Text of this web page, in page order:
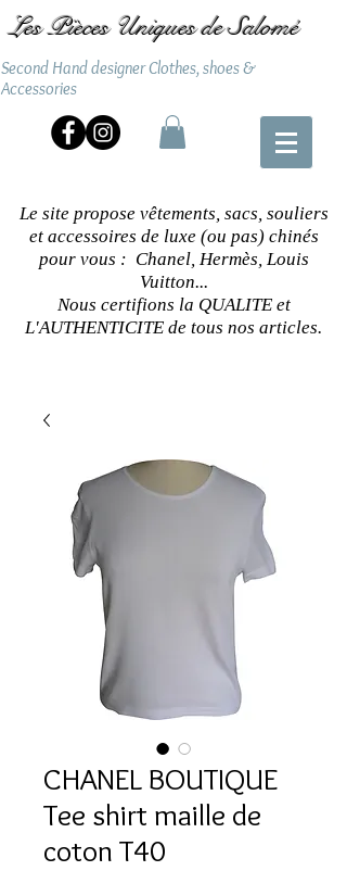
Les Pièces Uniques de Salomé
Second Hand designer Clothes, shoes &
Accessories
Le site propose vêtements, sacs, souliers
et accessoires de luxe (ou pas) chinés
pour vous : Chanel, Hermès, Louis
Vuitton...
Nous certifions la QUALITE et
L'AUTHENTICITE de tous nos articles.
CHANEL BOUTIQUE
Tee shirt maille de
coton T40